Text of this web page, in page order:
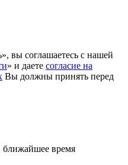
вы соглашаетесь с нашей
» и даете согласие на
Вы должны принять перед
ближайшее время